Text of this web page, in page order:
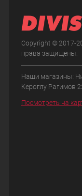
Copyright © 2017-
права защищены.
Наши магазины:
Кероглу Рагимов
Посмотреть на